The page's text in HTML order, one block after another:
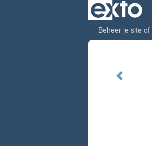
Beheer je site of